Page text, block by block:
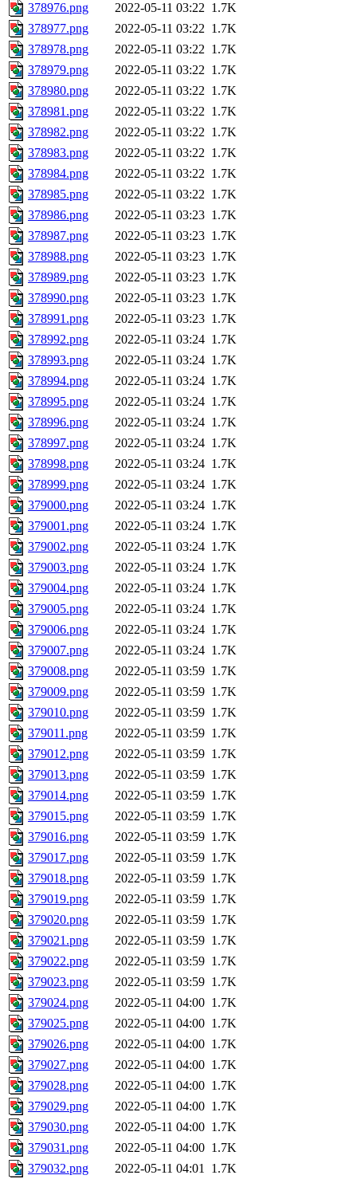
378976.png
2022-05-11 03:22 1.7K
378977.png
2022-05-11 03:22 1.7K
378978.png
2022-05-11 03:22 1.7K
378979.png
2022-05-11 03:22 1.7K
378980.png
2022-05-11 03:22 1.7K
378981.png
2022-05-11 03:22 1.7K
378982.png
2022-05-11 03:22 1.7K
378983.png
2022-05-11 03:22 1.7K
378984.png
2022-05-11 03:22 1.7K
378985.png
2022-05-11 03:22 1.7K
378986.png
2022-05-11 03:23 1.7K
378987.png
2022-05-11 03:23 1.7K
378988.png
2022-05-11 03:23 1.7K
378989.png
2022-05-11 03:23 1.7K
378990.png
2022-05-11 03:23 1.7K
378991.png
2022-05-11 03:23 1.7K
378992.png
2022-05-11 03:24 1.7K
378993.png
2022-05-11 03:24 1.7K
378994.png
2022-05-11 03:24 1.7K
378995.png
2022-05-11 03:24 1.7K
378996.png
2022-05-11 03:24 1.7K
378997.png
2022-05-11 03:24 1.7K
378998.png
2022-05-11 03:24 1.7K
378999.png
2022-05-11 03:24 1.7K
379000.png
2022-05-11 03:24 1.7K
379001.png
2022-05-11 03:24 1.7K
379002.png
2022-05-11 03:24 1.7K
379003.png
2022-05-11 03:24 1.7K
379004.png
2022-05-11 03:24 1.7K
379005.png
2022-05-11 03:24 1.7K
379006.png
2022-05-11 03:24 1.7K
379007.png
2022-05-11 03:24 1.7K
379008.png
2022-05-11 03:59 1.7K
379009.png
2022-05-11 03:59 1.7K
379010.png
2022-05-11 03:59 1.7K
379011.png
2022-05-11 03:59 1.7K
379012.png
2022-05-11 03:59 1.7K
379013.png
2022-05-11 03:59 1.7K
379014.png
2022-05-11 03:59 1.7K
379015.png
2022-05-11 03:59 1.7K
379016.png
2022-05-11 03:59 1.7K
379017.png
2022-05-11 03:59 1.7K
379018.png
2022-05-11 03:59 1.7K
379019.png
2022-05-11 03:59 1.7K
379020.png
2022-05-11 03:59 1.7K
379021.png
2022-05-11 03:59 1.7K
379022.png
2022-05-11 03:59 1.7K
379023.png
2022-05-11 03:59 1.7K
379024.png
2022-05-11 04:00 1.7K
379025.png
2022-05-11 04:00 1.7K
379026.png
2022-05-11 04:00 1.7K
379027.png
2022-05-11 04:00 1.7K
379028.png
2022-05-11 04:00 1.7K
379029.png
2022-05-11 04:00 1.7K
379030.png
2022-05-11 04:00 1.7K
379031.png
2022-05-11 04:00 1.7K
379032.png
2022-05-11 04:01 1.7K